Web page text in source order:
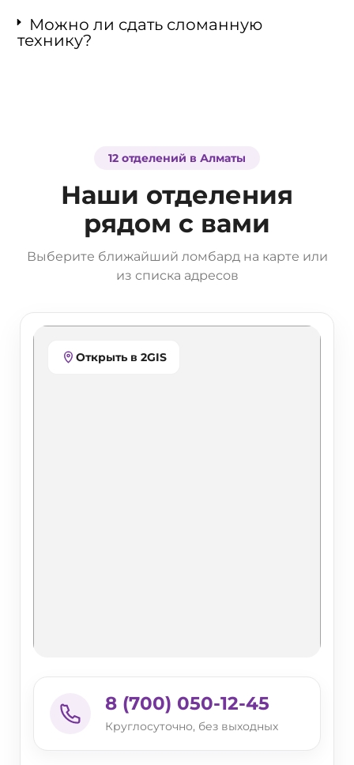
Можно ли сдать сломанную
технику?
12 отделений в Алматы
Наши отделения
рядом с вами
Выберите ближайший ломбард на карте или
из списка адресов
Открыть в 2GIS
8 (700) 050-12-45
Круглосуточно, без выходных